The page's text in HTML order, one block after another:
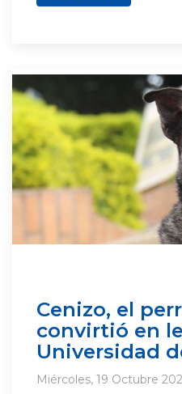
Cenizo, el
convirtió en
Universidad
Miércoles, 19 Octubre